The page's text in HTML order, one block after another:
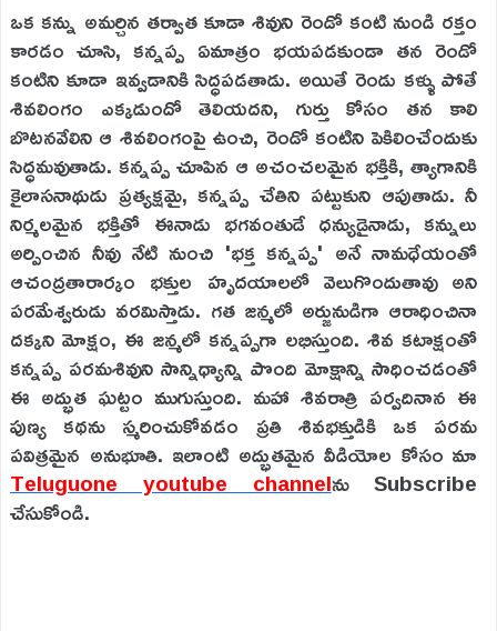
ఒక కన్ను అమర్చిన తర్వాత కూడా శివుని రెండో కంటి నుండి రక్తం
కారడం చూసి, కన్నప్ప ఏమాత్రం భయపడకుండా తన రెండో
కంటిని కూడా ఇవ్వడానికి సిద్ధపడతాడు. అయితే రెండు కళ్ళు పోతే
శివలింగం ఎక్కడుందో తెలియదని, గుర్తు కోసం తన కాలి
బొటనవేలిని ఆ శివలింగంపై ఉంచి, రెండో కంటిని పెకిలించేందుకు
సిద్ధమవుతాడు. కన్నప్ప చూపిన ఆ అచంచలమైన భక్తికి, త్యాగానికి
కైలాసనాథుడు ప్రత్యక్షమై, కన్నప్ప చేతిని పట్టుకుని ఆపుతాడు. నీ
నిర్మలమైన భక్తితో ఈనాడు భగవంతుడే ధన్యుడైనాడు, కన్నులు
అర్పించిన నీవు నేటి నుంచి 'భక్త కన్నప్ప' అనే నామధేయంతో
ఆచంద్రతారార్కం భక్తుల హృదయాలలో వెలుగొందుతావు అని
పరమేశ్వరుడు వరమిస్తాడు. గత జన్మలో అర్జునుడిగా ఆరాధించినా
దక్కని మోక్షం, ఈ జన్మలో కన్నప్పగా లభిస్తుంది. శివ కటాక్షంతో
కన్నప్ప పరమశివుని సాన్నిధ్యాన్ని పొంది మోక్షాన్ని సాధించడంతో
ఈ అద్భుత ఘట్టం ముగుస్తుంది. మహా శివరాత్రి పర్వదినాన ఈ
పుణ్య కథను స్మరించుకోవడం ప్రతి శివభక్తుడికి ఒక పరమ
పవిత్రమైన అనుభూతి. ఇలాంటి అద్భుత‌మైన వీడియోల కోసం మా
Teluguone youtube channelను Subscribe
చేసుకోండి.